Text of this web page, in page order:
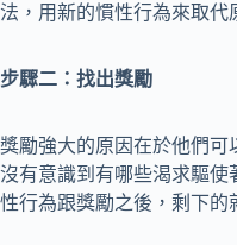
法，用新的慣性行為來取代
步驟二：找出獎勵
獎勵強大的原因在於他們可
沒有意識到有哪些渴求驅
性行為跟獎勵之後，剩下的